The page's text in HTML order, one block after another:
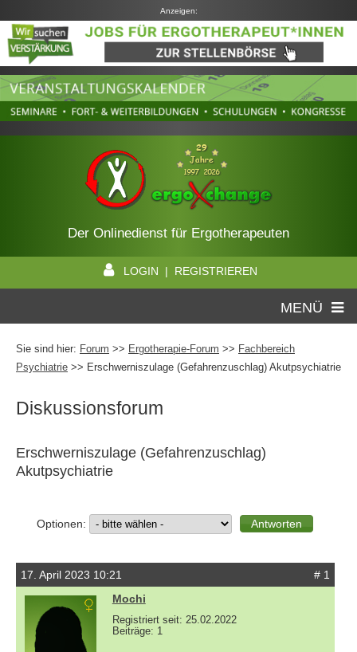
Anzeigen:
Der Onlinedienst für Ergotherapeuten
LOGIN | REGISTRIEREN
MENÜ
Sie sind hier: Forum >> Ergotherapie-Forum >> Fachbereich
Psychiatrie >> Erschwerniszulage (Gefahrenzuschlag) Akutpsychiatrie
Diskussionsforum
Erschwerniszulage (Gefahrenzuschlag)
Akutpsychiatrie
Optionen:
17. April 2023 10:21
# 1
Mochi
Registriert seit: 25.02.2022
Beiträge: 1